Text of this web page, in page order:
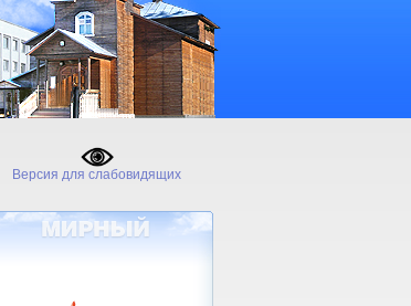
Версия для слабовидящих